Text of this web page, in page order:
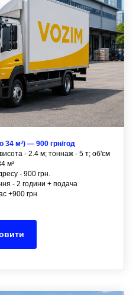
34 м³) — 900 грн/год
- 2.4 м; тоннаж - 5 т; об'єм
м³
- 900 грн.
- 2 години + подача
+900 грн